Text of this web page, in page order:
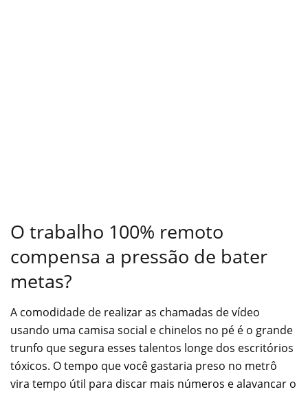
O trabalho 100% remoto
compensa a pressão de bater
metas?
A comodidade de realizar as chamadas de vídeo
usando uma camisa social e chinelos no pé é o grande
trunfo que segura esses talentos longe dos escritórios
tóxicos. O tempo que você gastaria preso no metrô
vira tempo útil para discar mais números e alavancar o